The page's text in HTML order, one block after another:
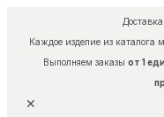
Доставка
Каждое изделие из
Выполняем заказы от 1
✕